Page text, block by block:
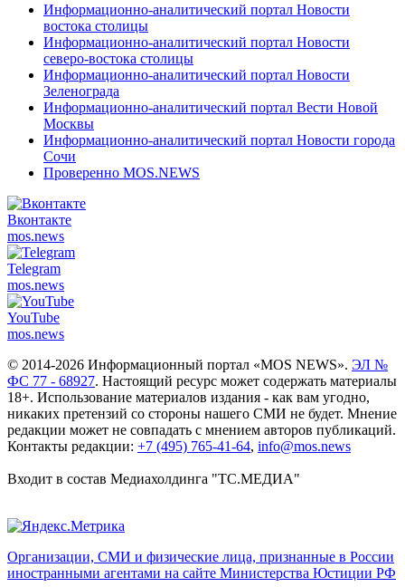
Информационно-аналитический портал Новости
востока столицы
Информационно-аналитический портал Новости
северо-востока столицы
Информационно-аналитический портал Новости
Зеленограда
Информационно-аналитический портал Вести Новой
Москвы
Информационно-аналитический портал Новости города
Сочи
Проверенно MOS.NEWS
Вконтакте
mos.news
Telegram
mos.news
YouTube
mos.news
© 2014-2026 Информационный портал «MOS NEWS». ЭЛ №
ФС 77 - 68927. Настоящий ресурс может содержать материалы
18+. Использование материалов издания - как вам угодно,
никаких претензий со стороны нашего СМИ не будет. Мнение
редакции может не совпадать с мнением авторов публикаций.
Контакты редакции: +7 (495) 765-41-64, info@mos.news
Входит в состав Медиахолдинга "ТС.МЕДИА"
Организации, СМИ и физические лица, признанные в России
иностранными агентами на сайте Министерства Юстиции РФ